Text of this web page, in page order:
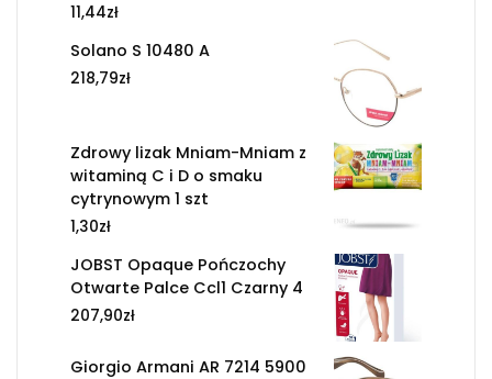
11,44zł
Solano S 10480 A
218,79zł
Zdrowy lizak Mniam-Mniam z
witaminą C i D o smaku
cytrynowym 1 szt
1,30zł
JOBST Opaque Pończochy
Otwarte Palce Ccl1 Czarny 4
207,90zł
Giorgio Armani AR 7214 5900